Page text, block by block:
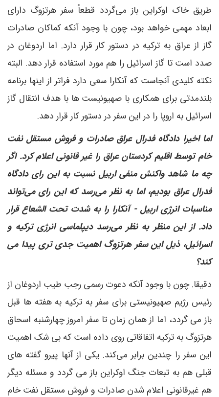
طریق خاک اوکراین باز می‌گردد قطعاً سفر هرتزوگ دارای
ابعاد مهمی خواهد بود، چون با وجود آنکه کماکان صادرات
گاز از عراق به ترکیه در دستور کار قرار دارد. اما اردوغان در
صدد است تا گاز اسرائیل را هم مورد استفاده قرار دهد. البته
نکته کلیدی آنجاست که آنکارا سعی دارد فراتر از اینها برنامه
بلندمدتی برای همکاری با صهیونیست ها با هدف انتقال گاز
اسرائیل به اروپا را در این سفر در دستور کار قرار دهد.
اما اخیرا دادگاه فدرال عراق صادرات و فروش مستقل نفت
خام توسط اقلیم کردستان عراق را غیر قانونی اعلام کرد. اگر
چه ما شاهد واکنش منفی اربیل نسبت به این رای دادگاه
فدرال عراق بودیم، اما به نظر می‌رسد که این رای می‌تواند
مناسبات انرژی اربیل - آنکارا را به شدت تحت الشعاع قرار
داد. از این منظر به نظر می‌رسد دیپلماسی انرژی ترکیه و
اسرائیل، ذیل این سفر هرتزوگ اهمیت جدی تری پیدا می
کند؟
دقیقا. چون با وجود آنکه دعوت رسمی رجب طیب اردوغان از
رئیس رژیم صهیونیستی برای سفر به ترکیه به هفته ها قبل
باز می گردد، اما از همان زمان تا سفر امروز چهارشنبه اسحاق
هرتزوگ به ترکیه اتفاقاتی روی داده است که بی شک اهمیت
این سفر را چندین برابر می‌کند. یکی از آنها پیرو گفته های
قبلی هم به تبعات جنگ اوکراین باز می گردد و مسئله دیگر
هم غیرقانونی اعلام شدن صادرات و فروش مستقل نفت خام